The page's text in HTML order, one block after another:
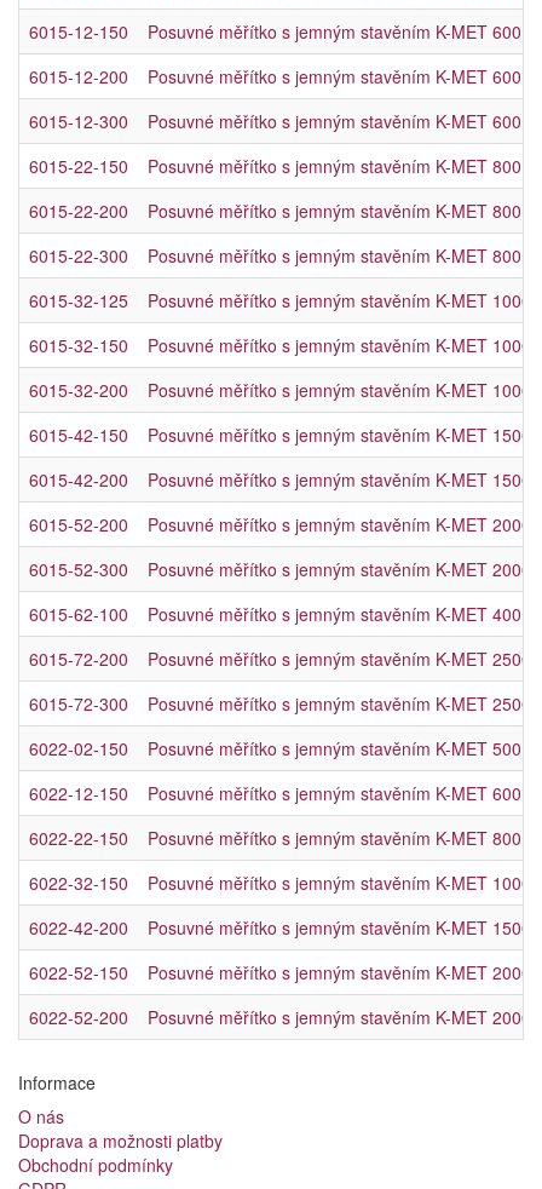
6015-12-150
Posuvné měřítko s jemným stavěním K-MET 600
6015-12-200
Posuvné měřítko s jemným stavěním K-MET 600
6015-12-300
Posuvné měřítko s jemným stavěním K-MET 600
6015-22-150
Posuvné měřítko s jemným stavěním K-MET 800
6015-22-200
Posuvné měřítko s jemným stavěním K-MET 800
6015-22-300
Posuvné měřítko s jemným stavěním K-MET 800
6015-32-125
Posuvné měřítko s jemným stavěním K-MET
6015-32-150
Posuvné měřítko s jemným stavěním K-MET
6015-32-200
Posuvné měřítko s jemným stavěním K-MET
6015-42-150
Posuvné měřítko s jemným stavěním K-MET
6015-42-200
Posuvné měřítko s jemným stavěním K-MET
6015-52-200
Posuvné měřítko s jemným stavěním K-MET
6015-52-300
Posuvné měřítko s jemným stavěním K-MET
6015-62-100
Posuvné měřítko s jemným stavěním K-MET 400
6015-72-200
Posuvné měřítko s jemným stavěním K-MET
6015-72-300
Posuvné měřítko s jemným stavěním K-MET
6022-02-150
Posuvné měřítko s jemným stavěním K-MET 500
6022-12-150
Posuvné měřítko s jemným stavěním K-MET 600
6022-22-150
Posuvné měřítko s jemným stavěním K-MET 800
6022-32-150
Posuvné měřítko s jemným stavěním K-MET
6022-42-200
Posuvné měřítko s jemným stavěním K-MET
6022-52-150
Posuvné měřítko s jemným stavěním K-MET
6022-52-200
Posuvné měřítko s jemným stavěním K-MET
Informace
O nás
Doprava a možnosti platby
Obchodní podmínky